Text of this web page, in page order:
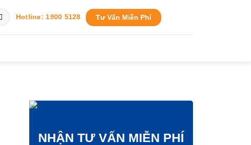
Hotline: 1900 5128 Tư Vấn Miễn Phí
NHẬN TƯ VẤN MIỄN PHÍ